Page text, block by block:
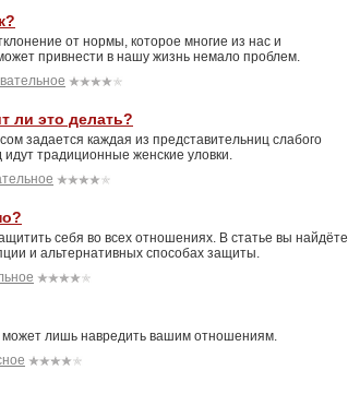
от нормы, которое многие из нас и
привнести в нашу жизнь немало проблем.
ли это делать?
задается каждая из представительниц слабого
традиционные женские уловки.
себя во всех отношениях. В статье вы найдёте
и альтернативных способах защиты.
может лишь навредить вашим отношениям.